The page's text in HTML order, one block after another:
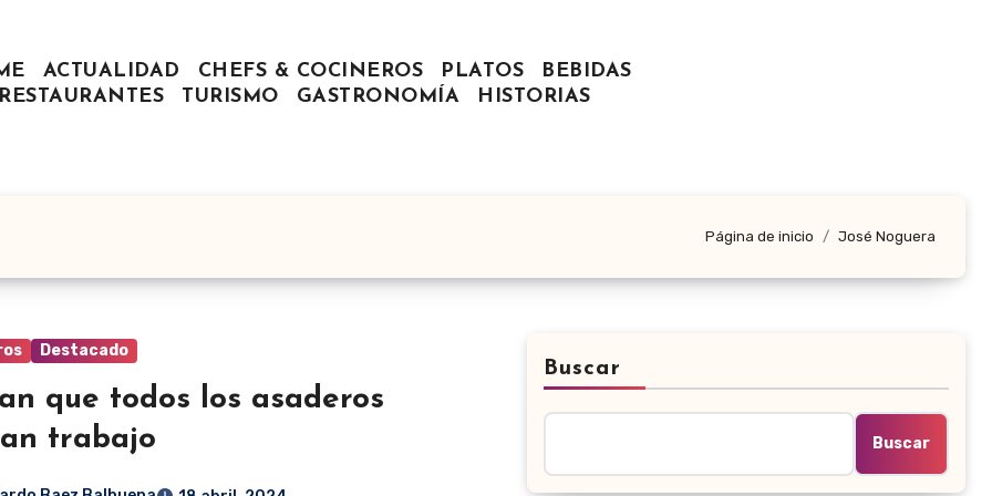
ACTUALIDAD CHEFS & COCINEROS PLATOS
BEBIDAS
RESTAURANTES
TURISMO GASTRONOMÍA HISTORIAS
Página de inicio José Noguera
Destacado
que todos los asaderos
trabajo
Buscar
Buscar